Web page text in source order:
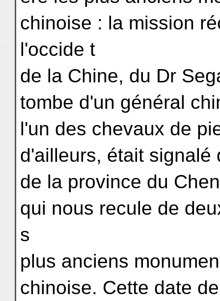
chinoise : la mission
l'occide t
de la Chine, du Dr
tombe d'un général
l'un des chevaux de
d'ailleurs, était signalé
de la province du
qui nous recule de
s
plus anciens
chinoise. Cette date